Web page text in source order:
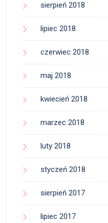
sierpień 2018
lipiec 2018
czerwiec 2018
maj 2018
kwiecień 2018
marzec 2018
luty 2018
styczeń 2018
sierpień 2017
lipiec 2017